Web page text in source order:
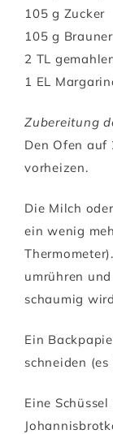
105 g Zucker
105 g
2 TL
1 EL
Zubereitung
Den Ofen auf
vorheizen.
Die Milch
ein wenig
umrühren
schaumig
Ein
schneiden
Eine